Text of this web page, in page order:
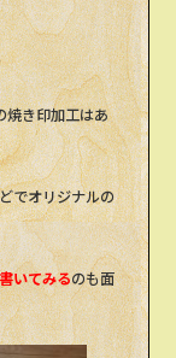
き印加工はあ
でオリジナルの
いてみるのも面